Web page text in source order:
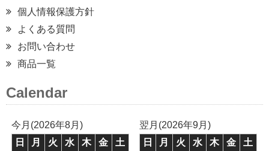
個人情報保護方針
よくある質問
お問い合わせ
商品一覧
Calendar
今月(2026年8月)
日
月 火 水 木 金 土
翌月(2026年9月)
日
月 火 水 木 金 土